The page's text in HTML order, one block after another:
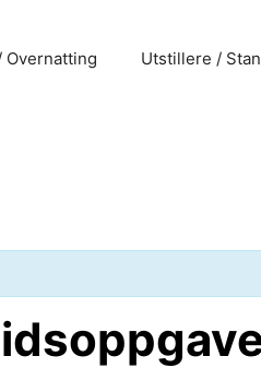
Overnatting Utstillere /